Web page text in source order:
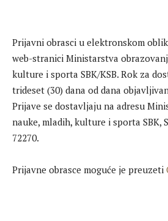
Prijavni obrasci u elektronskom
web-stranici Ministarstva
kulture i sporta SBK/KSB. Rok za
trideset (30) dana od dana
Prijave se dostavljaju na adresu
nauke, mladih, kulture i sporta SBK,
72270.
Prijavne obrasce moguće je preuzeti